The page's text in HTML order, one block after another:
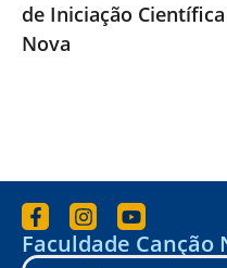
de Iniciação
Nova
Faculdade Canção